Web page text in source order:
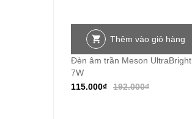
Thêm vào giỏ hàng
Đèn âm trần Meson UltraBright
7W
192.000₫
115.000₫